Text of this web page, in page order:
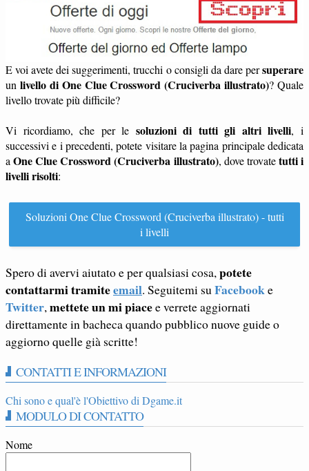
E voi avete dei suggerimenti, trucchi o consigli da dare persuperare
un livello di One Clue Crossword (Cruciverba illustrato)? Quale
livello trovate più difficile?
Vi ricordiamo, che per le soluzioni di tutti gli altri livelli, i
successivi e i precedenti, potete visitare la pagina principale dedicata
aOne Clue Crossword (Cruciverba illustrato), dove trovatetutti i
livelli risolti:
Soluzioni One Clue Crossword (Cruciverba illustrato) - tutti
i livelli
Spero di avervi aiutato e per qualsiasi cosa, potete
contattarmi tramiteemail. Seguitemi su Facebooke
Twitter, mettete un mi piacee verrete aggiornati
direttamente in bacheca quando pubblico nuove guide o
aggiorno quelle già scritte!
CONTATTI E INFORMAZIONI
Chi sono e qual'è l'Obiettivo di Dgame.it
MODULO DI CONTATTO
Nome